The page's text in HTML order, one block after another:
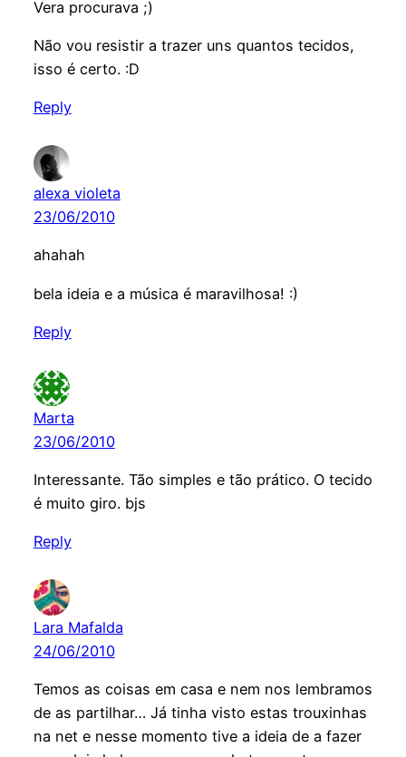
Vera procurava ;)
Não vou resistir a trazer uns quantos tecidos,
isso é certo. :D
Reply
alexa violeta
23/06/2010
ahahah
bela ideia e a música é maravilhosa! :)
Reply
Marta
23/06/2010
Interessante. Tão simples e tão prático. O tecido
é muito giro. bjs
Reply
Lara Mafalda
24/06/2010
Temos as coisas em casa e nem nos lembramos
de as partilhar… Já tinha visto estas trouxinhas
na net e nesse momento tive a ideia de a fazer